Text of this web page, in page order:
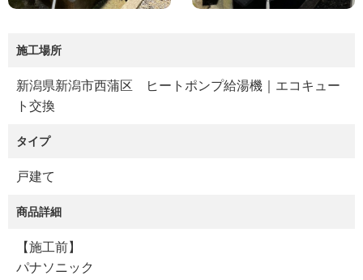
施工場所
新潟県新潟市西蒲区 ヒートポンプ給湯機｜エコキュー
ト交換
タイプ
戸建て
商品詳細
【施工前】
パナソニック